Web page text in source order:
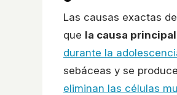
Las causas exactas
que la causa
durante la
sebáceas y se
eliminan las células